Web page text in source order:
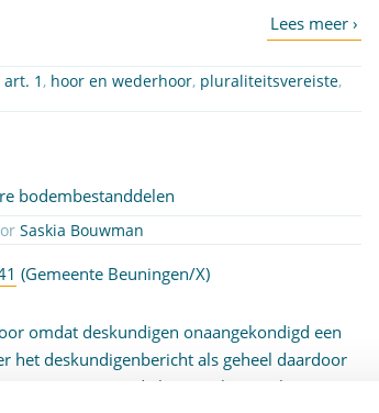
art. 1 , hoor en wederhoor, pluraliteitsvereiste,
bodembestanddelen
Saskia Bouwman
(Gemeente Beuningen/X)
omdat deskundigen onaangekondigd een
het deskundigenbericht als geheel daardoor
De onteigende komt in beginsel een